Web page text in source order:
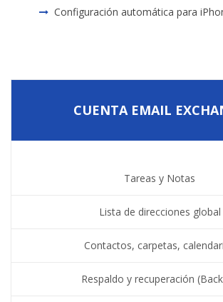
Configuración automática para
CUENTA EMAIL
Tareas y Notas
Lista de direcciones global
Contactos, carpetas,
Respaldo y recuperación